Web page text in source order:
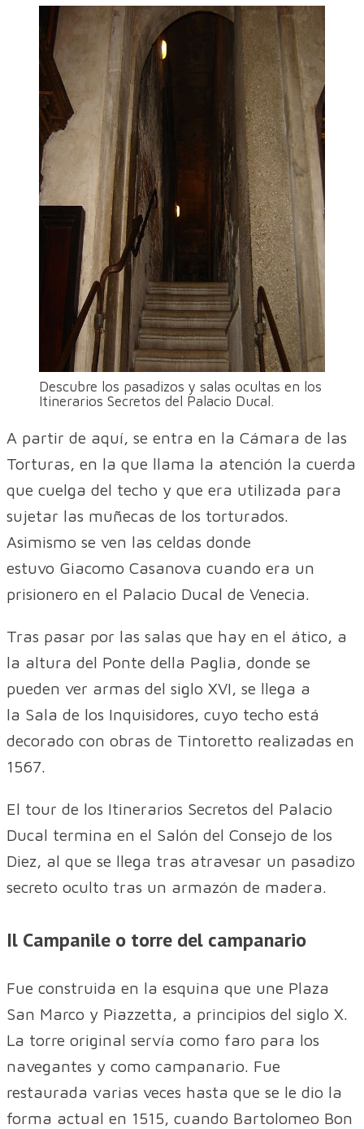
Descubre los pasadizos y salas ocultas en los
Itinerarios Secretos del Palacio Ducal.
A partir de aquí, se entra en la Cámara de las
Torturas, en la que llama la atención la cuerda
que cuelga del techo y que era utilizada para
sujetar las muñecas de los torturados.
Asimismo se ven las celdas donde
estuvo Giacomo Casanova cuando era un
prisionero en el Palacio Ducal de Venecia.
Tras pasar por las salas que hay en el ático, a
la altura del Ponte della Paglia, donde se
pueden ver armas del siglo XVI, se llega a
la Sala de los Inquisidores, cuyo techo está
decorado con obras de Tintoretto realizadas en
1567.
El tour de los Itinerarios Secretos del Palacio
Ducal termina en el Salón del Consejo de los
Diez, al que se llega tras atravesar un pasadizo
secreto oculto tras un armazón de madera.
Il Campanile o torre del campanario
Fue construida en la esquina que une Plaza
San Marco y Piazzetta, a principios del siglo X.
La torre original servía como faro para los
navegantes y como campanario. Fue
restaurada varias veces hasta que se le dio la
forma actual en 1515, cuando Bartolomeo Bon